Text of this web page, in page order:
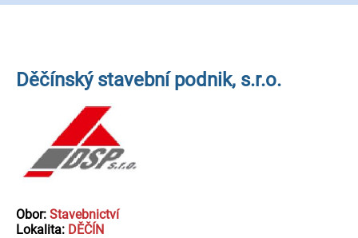
Děčínský stavební podnik, s.r.o.
Obor: Stavebnictví
Lokalita: DĚČÍN